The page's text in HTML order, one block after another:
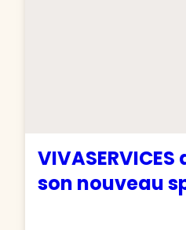
son nouveau